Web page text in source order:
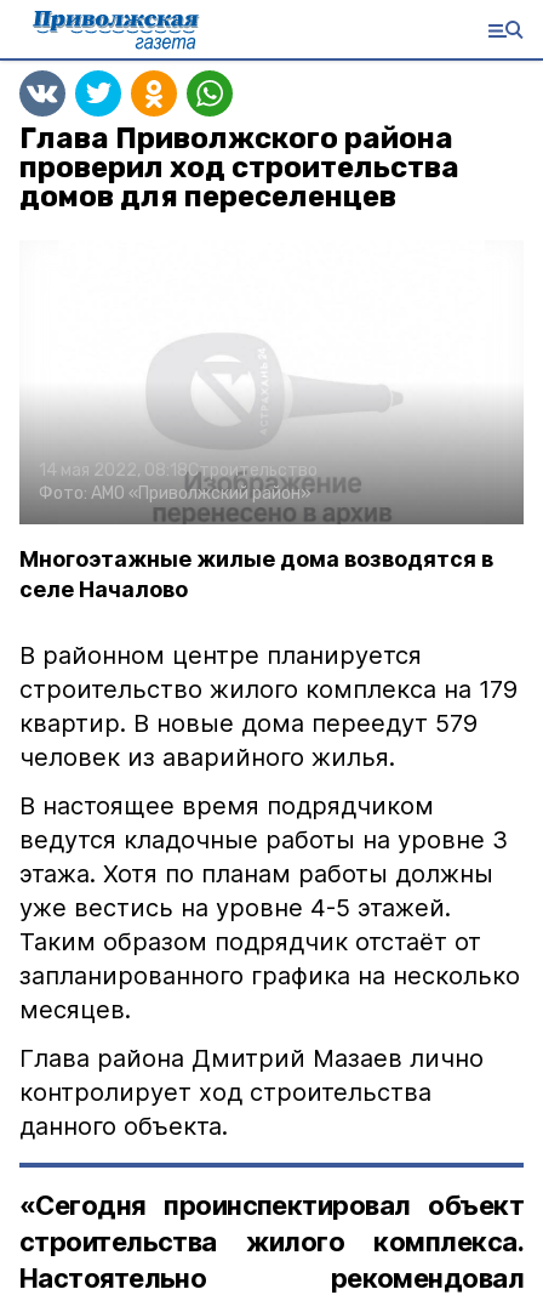
Глава Приволжского района
проверил ход строительства
домов для переселенцев
14 мая 2022, 08:18Строительство
Фото: АМО «Приволжский район»
Многоэтажные жилые дома возводятся в
селе Началово
В районном центре планируется
строительство жилого комплекса на 179
квартир. В новые дома переедут 579
человек из аварийного жилья.
В настоящее время подрядчиком
ведутся кладочные работы на уровне 3
этажа. Хотя по планам работы должны
уже вестись на уровне 4-5 этажей.
Таким образом подрядчик отстаёт от
запланированного графика на несколько
месяцев.
Глава района Дмитрий Мазаев лично
контролирует ход строительства
данного объекта.
«Сегодня проинспектировал объект
строительства жилого комплекса.
Настоятельно рекомендовал